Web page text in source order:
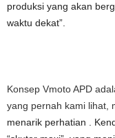
produksi yang akan
waktu dekat”.
Konsep Vmoto APD
yang pernah kami lihat,
menarik perhatian .